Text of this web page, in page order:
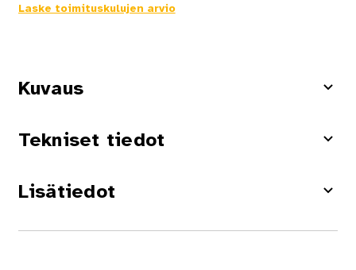
Laske toimituskulujen arvio
Kuvaus
Tekniset tiedot
Lisätiedot